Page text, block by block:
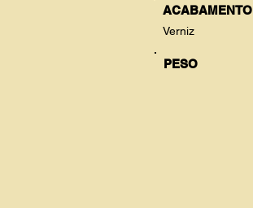
ACABAMENTO
Verniz
PESO